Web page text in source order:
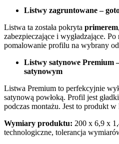
Listwy zagruntowane –
Listwa ta została pokryta primerem
zabezpieczające i wygładzające.
pomalowanie profilu na wybrany
Listwy satynowe Premium
satynowym
Listwa Premium to perfekcyjnie
satynową powłoką. Profil jest
podczas montażu. Jest to produkt
Wymiary produktu: 200 x 6,9 x
technologiczne, tolerancja